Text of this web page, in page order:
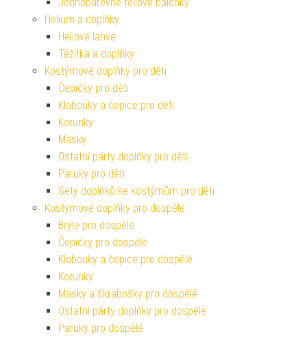
Helium a doplňky
Heliové lahve
Těžítka a doplňky
Kostýmové doplňky pro děti
Čepičky pro děti
Klobouky a čepice pro děti
Korunky
Masky
Ostatní párty doplňky pro děti
Paruky pro děti
Sety doplňků ke kostýmům pro děti
Kostýmové doplňky pro dospělé
Brýle pro dospělé
Čepičky pro dospělé
Klobouky a čepice pro dospělé
Korunky
Masky a škrabošky pro dospělé
Ostatní párty doplňky pro dospělé
Paruky pro dospělé